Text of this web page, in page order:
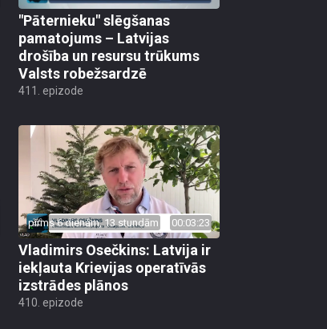
"Pāternieku" slēgšanas
pamatojums – Latvijas
drošība un resursu trūkums
Valsts robežsardzē
411. epizode
pirms 6 dienām, 13 stundām 00:03:23
Vladimirs Osečkins: Latvija ir
iekļauta Krievijas operatīvās
izstrādes plānos
410. epizode